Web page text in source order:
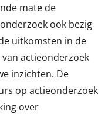
mate de
ook bezig
uitkomsten in de
actieonderzoek
inzichten. De
op actieonderzoek
over